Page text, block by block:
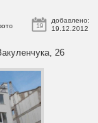
19
добавлено:
19.12.2012
26